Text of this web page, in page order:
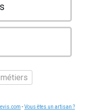
-Vous êtes un artisan ?